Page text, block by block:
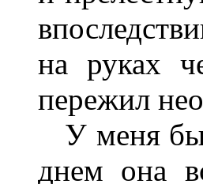
на руках
пережил
У меня
днем она